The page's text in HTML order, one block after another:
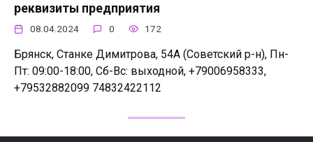
реквизиты предприятия
08.04.2024 0 172
Брянск, Станке Димитрова, 54А (Советский р-н), Пн-
Пт: 09:00-18:00, Сб-Вс: выходной, +79006958333,
+79532882099 74832422112